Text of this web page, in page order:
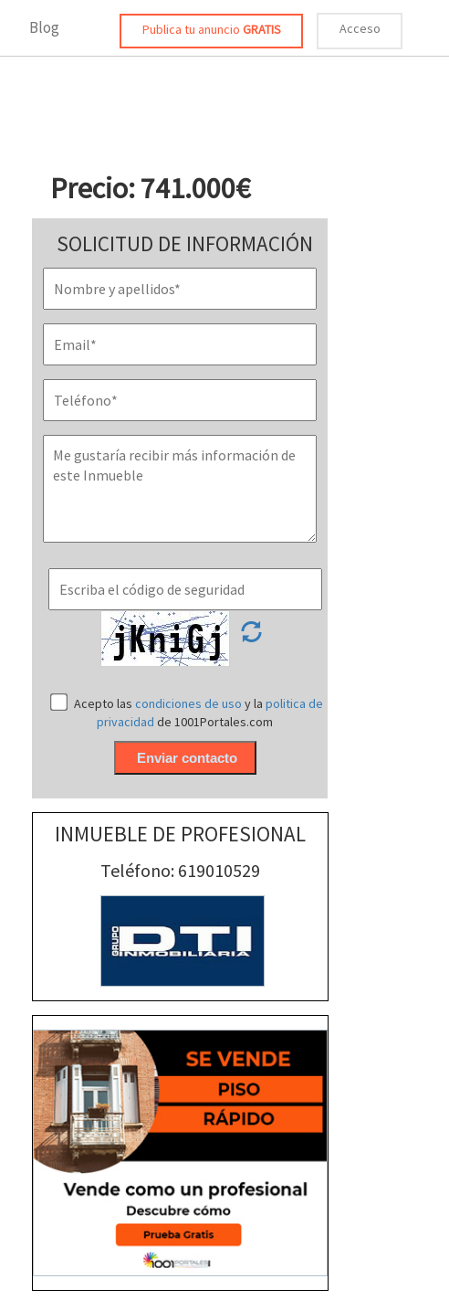
Blog Publica tu anuncio GRATIS Acceso
Precio: 741.000€
SOLICITUD DE INFORMACIÓN
Acepto lascondiciones de usoy lapolitica de
privacidadde 1001Portales.com
INMUEBLE DE PROFESIONAL
Teléfono: 619010529